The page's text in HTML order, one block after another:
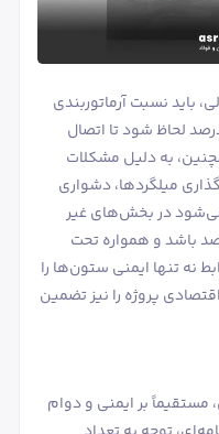
باید نسبت آرماتوربندی
بیرونی وصله حداقل ۴ درصد لحاظ شود تا اتصال
به دلیل مشکلات
میلگردها، دشواری
در بخش‌های غیر
آرماتور طولی حدود ۳ درصد باشد و همواره تحت
نه تنها ایمنی ستون‌ها را
پروژه را نیز تضمین
مستقیماً بر ایمنی و دوام